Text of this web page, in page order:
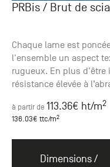
PRBis / Brut de
Chaque lame est
l'ensemble un aspect
rugueux. En plus
résistance élevée à
à partir de 113.36€ ht/m2
136.03€ ttc/m2
Dimensions /